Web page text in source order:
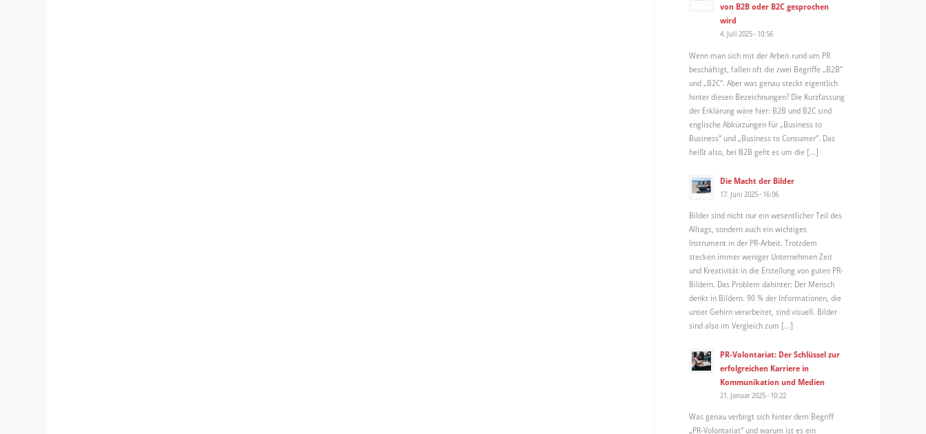
von B2B oder B2C gesprochen
wird
4. Juli 2025 - 10:56
Wenn man sich mit der Arbeit rund um PR
beschäftigt, fallen oft die zwei Begriffe „B2B“
und „B2C“. Aber was genau steckt eigentlich
hinter diesen Bezeichnungen? Die Kurzfassung
der Erklärung wäre hier: B2B und B2C sind
englische Abkürzungen für „Business to
Business“ und „Business to Consumer“. Das
heißt also, bei B2B geht es um die […]
Die Macht der Bilder
17. Juni 2025 - 16:06
Bilder sind nicht nur ein wesentlicher Teil des
Alltags, sondern auch ein wichtiges
Instrument in der PR-Arbeit. Trotzdem
stecken immer weniger Unternehmen Zeit
und Kreativität in die Erstellung von guten PR-
Bildern. Das Problem dahinter: Der Mensch
denkt in Bildern. 90 % der Informationen, die
unser Gehirn verarbeitet, sind visuell. Bilder
sind also im Vergleich zum […]
PR-Volontariat: Der Schlüssel zur
erfolgreichen Karriere in
Kommunikation und Medien
21. Januar 2025 - 10:22
Was genau verbirgt sich hinter dem Begriff
„PR-Volontariat“ und warum ist es ein